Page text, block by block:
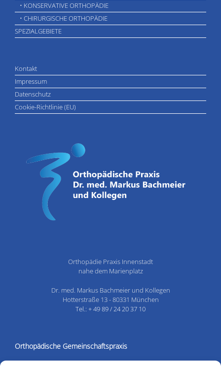
• KONSERVATIVE ORTHOPÄDIE
• CHIRURGISCHE ORTHOPÄDIE
SPEZIALGEBIETE
Kontakt
Impressum
Datenschutz
Cookie-Richtlinie (EU)
Orthopädie Praxis Innenstadt
nahe dem Marienplatz
Dr. med. Markus Bachmeier und Kollegen
Hotterstraße 13 - 80331 München
Tel.: + 49 89 / 24 20 37 10
Orthopädische Gemeinschaftspraxis